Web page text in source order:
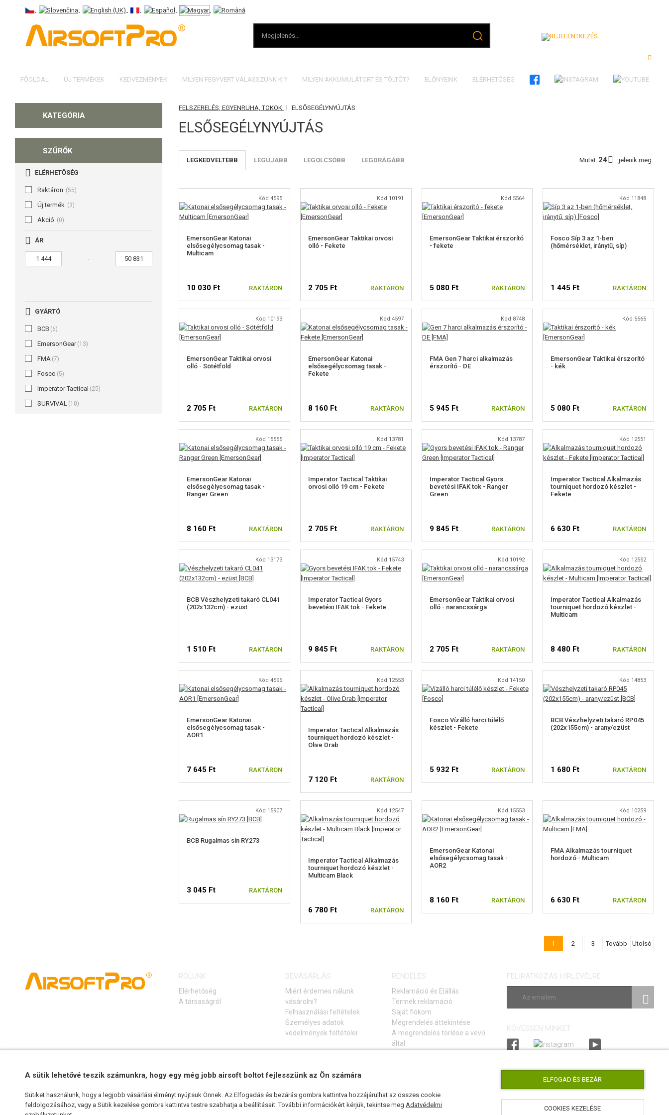
FŐOLDAL ÚJ TERMÉKEK KEDVEZMÉNYEK MILYEN FEGYVERT VÁLASSZUNK KI? MILYEN AKKUMULÁTORT ÉS TÖLTŐT? ELŐNYEINK ELÉRHETŐSÉG
KATEGÓRIA
SZŰRŐK
ELÉRHETŐSÉG
Raktáron (55)
Új termék (3)
Akció (0)
ÁR
-
GYÁRTÓ
BCB (6)
EmersonGear (13)
FMA (7)
Fosco (5)
Imperator Tactical (25)
SURVIVAL (10)
FELSZERELÉS, EGYENRUHA, TOKOK | ELSŐSEGÉLYNYÚJTÁS
ELSŐSEGÉLYNYÚJTÁS
Mutat jelenik meg
LEGKEDVELTEBB LEGÚJABB LEGOLCSÓBB LEGDRÁGÁBB
Kód 4595
EmersonGear Katonai
elsősegélycsomag tasak -
Multicam
10 030 Ft RAKTÁRON
Kód 10191
EmersonGear Taktikai orvosi
olló - Fekete
2 705 Ft RAKTÁRON
Kód 5564
EmersonGear Taktikai érszorító
- fekete
5 080 Ft RAKTÁRON
Kód 11848
Fosco Síp 3 az 1-ben
(hőmérséklet, iránytű, síp)
1 445 Ft RAKTÁRON
Kód 10193
EmersonGear Taktikai orvosi
olló - Sötétföld
2 705 Ft RAKTÁRON
Kód 4597
EmersonGear Katonai
elsősegélycsomag tasak -
Fekete
8 160 Ft RAKTÁRON
Kód 8748
FMA Gen 7 harci alkalmazás
érszorító - DE
5 945 Ft RAKTÁRON
Kód 5565
EmersonGear Taktikai érszorító
- kék
5 080 Ft RAKTÁRON
Kód 15555
EmersonGear Katonai
elsősegélycsomag tasak -
Ranger Green
8 160 Ft RAKTÁRON
Kód 13781
Imperator Tactical Taktikai
orvosi olló 19 cm - Fekete
2 705 Ft RAKTÁRON
Kód 13787
Imperator Tactical Gyors
bevetési IFAK tok - Ranger
Green
9 845 Ft RAKTÁRON
Kód 12551
Imperator Tactical Alkalmazás
tourniquet hordozó készlet -
Fekete
6 630 Ft RAKTÁRON
Kód 13173
BCB Vészhelyzeti takaró CL041
(202x132cm) - ezüst
1 510 Ft RAKTÁRON
Kód 15743
Imperator Tactical Gyors
bevetési IFAK tok - Fekete
9 845 Ft RAKTÁRON
Kód 10192
EmersonGear Taktikai orvosi
olló - narancssárga
2 705 Ft RAKTÁRON
Kód 12552
Imperator Tactical Alkalmazás
tourniquet hordozó készlet -
Multicam
8 480 Ft RAKTÁRON
Kód 4596
EmersonGear Katonai
elsősegélycsomag tasak -
AOR1
7 645 Ft RAKTÁRON
Kód 12553
Imperator Tactical Alkalmazás
tourniquet hordozó készlet -
Olive Drab
7 120 Ft RAKTÁRON
Kód 14150
Fosco Vízálló harci túlélő
készlet - Fekete
5 932 Ft RAKTÁRON
Kód 14853
BCB Vészhelyzeti takaró RP045
(202x155cm) - arany/ezüst
1 680 Ft RAKTÁRON
Kód 15907
BCB Rugalmas sín RY273
3 045 Ft RAKTÁRON
Kód 12547
Imperator Tactical Alkalmazás
tourniquet hordozó készlet -
Multicam Black
6 780 Ft RAKTÁRON
Kód 15553
EmersonGear Katonai
elsősegélycsomag tasak -
AOR2
8 160 Ft RAKTÁRON
Kód 10259
FMA Alkalmazás tourniquet
hordozó - Multicam
6 630 Ft RAKTÁRON
1 2 3 Tovább Utolsó
RÓLUNK
Elérhetőség
A társaságról
BEVÁSÁRLÁS
Miért érdemes nálunk
vásárolni?
Felhasználási feltételek
Személyes adatok
védelmények feltételei
RENDELÉS
Reklamáció és Elállás
Termék reklamáció
Saját fiókom
Megrendelés áttekintése
A megrendelés törlése a vevő
által
FELIRATKOZÁS HÍRLEVÉLRE
KÖVESSEN MINKET
A sütik lehetővé teszik számunkra, hogy egy még jobb airsoft boltot fejlesszünk az Ön számára
Sütiket használunk, hogy a legjobb vásárlási élményt nyújtsuk Önnek. Az Elfogadás és bezárás gombra kattintva hozzájárulhat az összes cookie
feldolgozásához, vagy a Sütik kezelése gombra kattintva testre szabhatja a beállításait. További információkért kérjük, tekintse meg Adatvédelmi
ELFOGAD ÉS BEZÁR
COOKIES KEZELÉSE